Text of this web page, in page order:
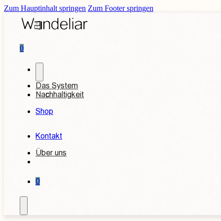
Zum Hauptinhalt springen Zum Footer springen
0
Das System
Nachhaltigkeit
Shop
Kontakt
Über uns
0